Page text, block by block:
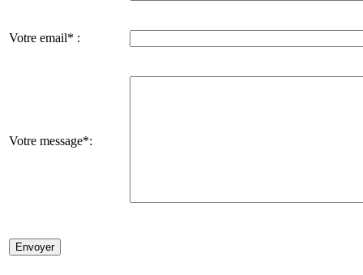
Votre email* :
Votre message*: